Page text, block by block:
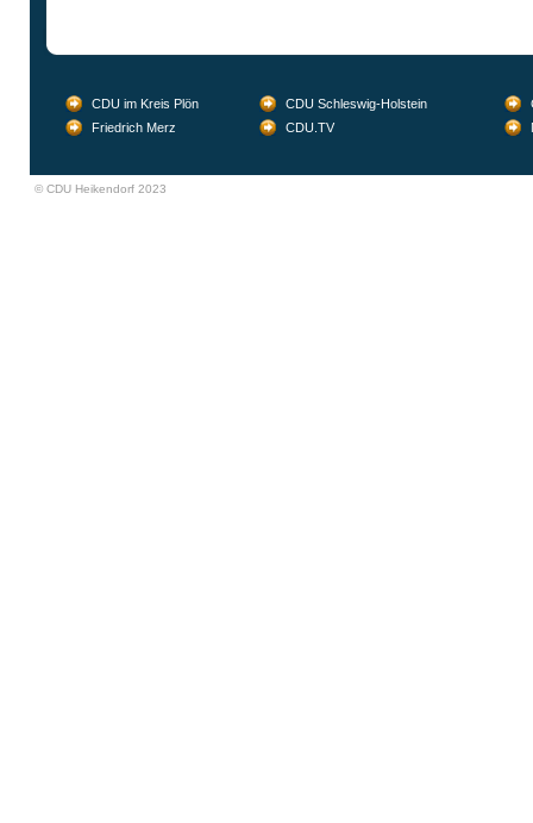
CDU im Kreis Plön CDU Schleswig-Holstein
Friedrich Merz
CDU.TV
© CDU Heikendorf 2023